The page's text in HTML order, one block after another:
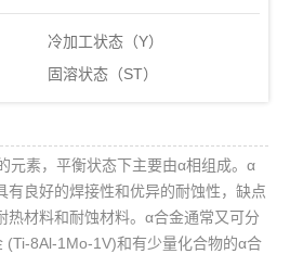
冷加工状态（Y）
固溶状态（ST）
元素，平衡状态下主要由α相组成。α
有良好的焊接性和优异的耐蚀性，缺点
热材料和耐蚀材料。α合金通常又可分
(Ti-8Al-1Mo-1V)和有少量化合物的α合